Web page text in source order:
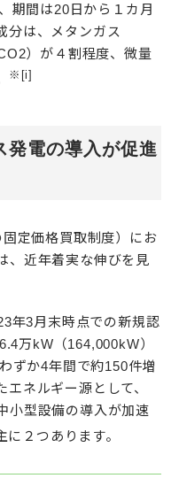
期間は20日から１カ月
分は、メタンガス
）が４割程度、微量
※[i]
発電の導入が促進
定価格買取制度）にお
、近年着実な伸びを見
年3月末時点での新規認
万kW（164,000kW）
ずか4年間で約150件増
ネルギー源として、
小型設備の導入が加速
に２つあります。